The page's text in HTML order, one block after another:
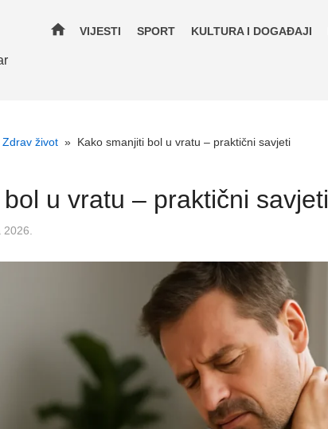
home VIJESTI SPORT KULTURA I DOGAĐAJI
Zdrav život » Kako smanjiti bol u vratu – praktični savjeti
u vratu – praktični savjeti